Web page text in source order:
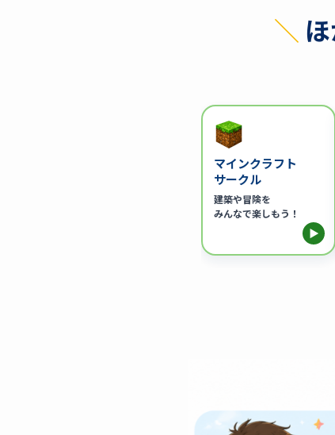
＼
マインクラフト
サークル
建築や冒険を
みんなで楽しもう！
▶